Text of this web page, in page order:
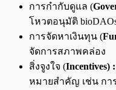
การกำกับดูแล (
โหวตอนุมัติ
การจัดหาเงินทุน (
จัดการสภาพคล่อง
สิ่งจูงใจ (Incentives) :
หมายสำคัญ เช่น กา